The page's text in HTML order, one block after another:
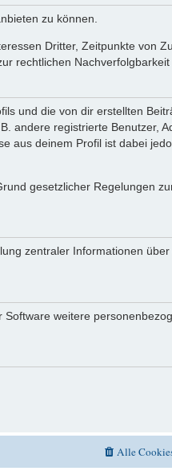
zu können.
Dritter, Zeitpunkte von
rechtlichen Nachverfolgbarkeit
und die von dir erstellten
andere registrierte Benutzer,
aus deinem Profil ist dabei
gesetzlicher Regelungen
zentraler Informationen
weitere
Alle